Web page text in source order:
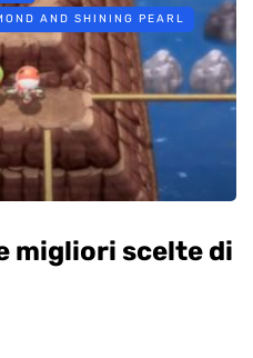
AND SHINING PEARL
migliori scelte di